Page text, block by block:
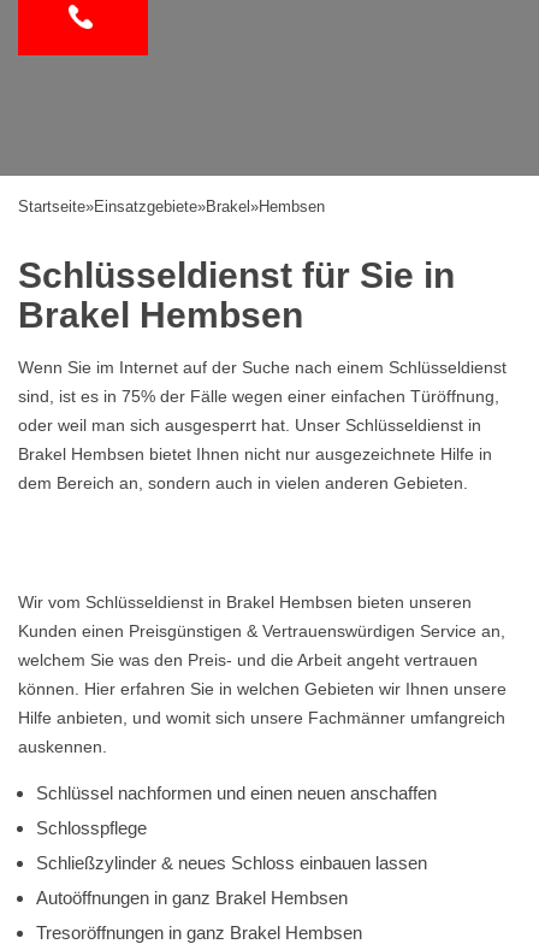
Startseite»Einsatzgebiete»Brakel »Hembsen
Schlüsseldienst für Sie in
Brakel Hembsen
Wenn Sie im Internet auf der Suche nach einem Schlüsseldienst
sind, ist es in 75% der Fälle wegen einer einfachen Türöffnung,
oder weil man sich ausgesperrt hat. Unser Schlüsseldienst in
Brakel Hembsen bietet Ihnen nicht nur ausgezeichnete Hilfe in
dem Bereich an, sondern auch in vielen anderen Gebieten.
Wir vom Schlüsseldienst in Brakel Hembsen bieten unseren
Kunden einen Preisgünstigen & Vertrauenswürdigen Service an,
welchem Sie was den Preis- und die Arbeit angeht vertrauen
können. Hier erfahren Sie in welchen Gebieten wir Ihnen unsere
Hilfe anbieten, und womit sich unsere Fachmänner umfangreich
auskennen.
Schlüssel nachformen und einen neuen anschaffen
Schlosspflege
Schließzylinder & neues Schloss einbauen lassen
Autoöffnungen in ganz Brakel Hembsen
Tresoröffnungen in ganz Brakel Hembsen